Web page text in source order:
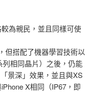
為親民，並且同樣可使
但搭配了機器學習技術以
列相同晶片）之後，仍能
景深」效果，並且與XS
X相同（IP67，即